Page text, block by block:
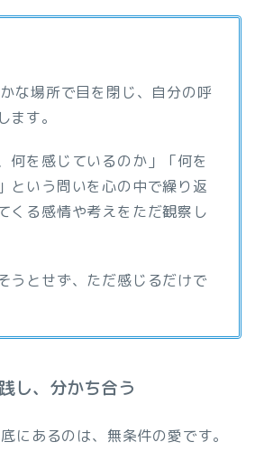
な場所で目を閉じ、自分の呼
ます。
何を感じているのか」「何を
という問いを心の中で繰り返
くる感情や考えをただ観察し
うとせず、ただ感じるだけで
し、分かち合う
にあるのは、無条件の愛です。